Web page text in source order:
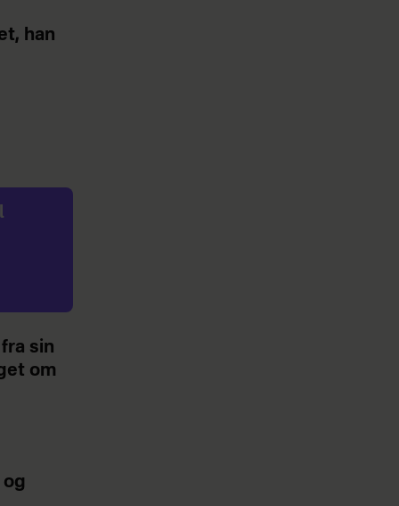
han
sin
om